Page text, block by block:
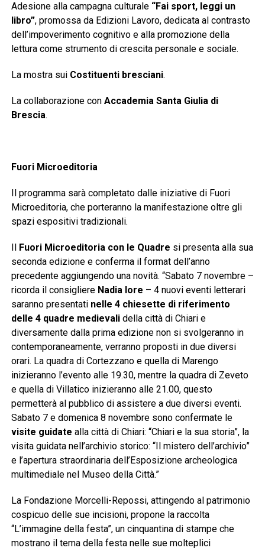
Adesione alla campagna culturale “Fai sport, leggi un
libro”, promossa da Edizioni Lavoro, dedicata al contrasto
dell’impoverimento cognitivo e alla promozione della
lettura come strumento di crescita personale e sociale.
La mostra sui Costituenti bresciani.
La collaborazione con Accademia Santa Giulia di
Brescia.
Fuori Microeditoria
Il programma sarà completato dalle iniziative di Fuori
Microeditoria, che porteranno la manifestazione oltre gli
spazi espositivi tradizionali.
Fuori Microeditoria con le Quadre si presenta alla sua
seconda edizione e conferma il format dell’anno
precedente aggiungendo una novità. “Sabato 7 novembre –
ricorda il consigliere Nadia Iore – 4 nuovi eventi letterari
saranno presentati nelle 4 chiesette di riferimento
delle 4 quadre medievali della città di Chiari e
diversamente dalla prima edizione non si svolgeranno in
contemporaneamente, verranno proposti in due diversi
orari. La quadra di Cortezzano e quella di Marengo
inizieranno l’evento alle 19.30, mentre la quadra di Zeveto
e quella di Villatico inizieranno alle 21.00, questo
permetterà al pubblico di assistere a due diversi eventi.
Sabato 7 e domenica 8 novembre sono confermate le
visite guidate alla città di Chiari: “Chiari e la sua storia”, la
visita guidata nell’archivio storico: “Il mistero dell’archivio”
e l’apertura straordinaria dell’Esposizione archeologica
multimediale nel Museo della Città.”
La Fondazione Morcelli-Repossi, attingendo al patrimonio
cospicuo delle sue incisioni, propone la raccolta
“L’immagine della festa”, un cinquantina di stampe che
mostrano il tema della festa nelle sue molteplici